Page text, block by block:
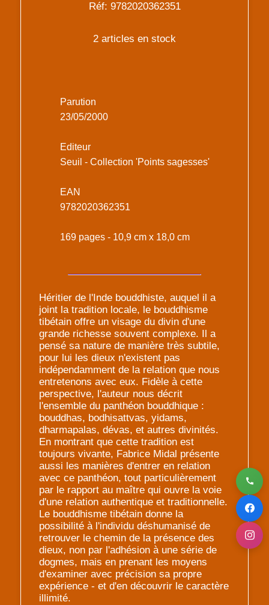
Réf: 9782020362351
2 articles en stock
Parution
23/05/2000
Editeur
Seuil - Collection 'Points sagesses'
EAN
9782020362351
169 pages - 10,9 cm x 18,0 cm
Héritier de l'Inde bouddhiste, auquel il a
joint la tradition locale, le bouddhisme
tibétain offre un visage du divin d'une
grande richesse souvent complexe. Il a
pensé sa nature de manière très subtile,
pour lui les dieux n'existent pas
indépendamment de la relation que nous
entretenons avec eux. Fidèle à cette
perspective, l'auteur nous décrit
l'ensemble du panthéon bouddhique :
bouddhas, bodhisattvas, yidams,
dharmapalas, dévas, et autres divinités.
En montrant que cette tradition est
toujours vivante, Fabrice Midal présente
aussi les manières d'entrer en relation
avec ce panthéon, tout particulièrement
par le rapport au maître qui ouvre la voie
d'une relation authentique et traditionnelle.
Le bouddhisme tibétain donne la
possibilité à l'individu déshumanisé de
retrouver le chemin de la présence des
dieux, non par l'adhésion à une série de
dogmes, mais en prenant les moyens
d'examiner avec précision sa propre
expérience - et d'en découvrir le caractère
illimité.